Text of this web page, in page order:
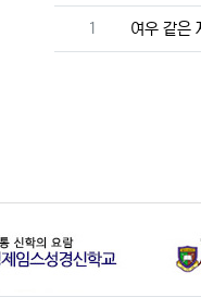
번호
1 여우 같은